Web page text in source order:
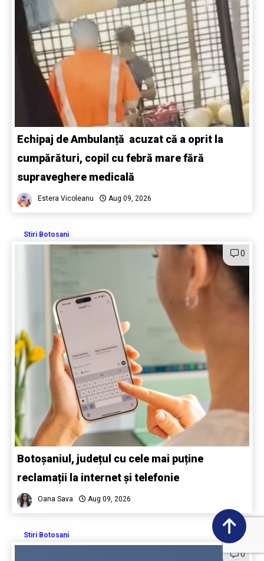
Echipaj de Ambulanță acuzat că a oprit la
cumpărături, copil cu febră mare fără
supraveghere medicală
Estera Vicoleanu Aug 09, 2026
Stiri Botosani
0
Botoșaniul, județul cu cele mai puține
reclamații la internet și telefonie
Oana Sava Aug 09, 2026
Stiri Botosani
0